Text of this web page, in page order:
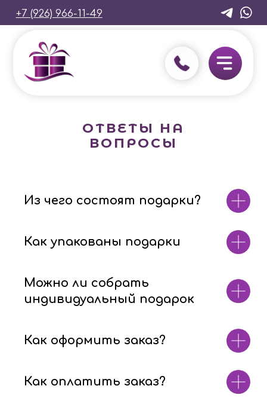
+7 (926) 966-11-49
ОТВЕТЫ НА
ВОПРОСЫ
Из чего состоят подарки?
Как упакованы подарки
Можно ли собрать
индивидуальный подарок
Как оформить заказ?
Как оплатить заказ?